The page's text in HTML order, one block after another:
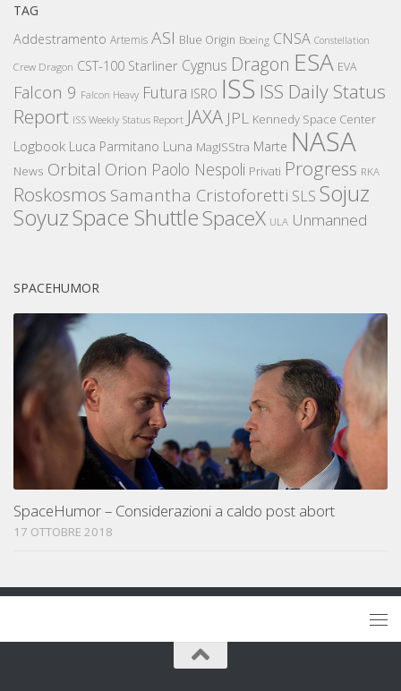
TAG
Addestramento Artemis ASI Blue Origin Boeing CNSA Constellation
Crew Dragon CST-100 Starliner Cygnus Dragon ESA EVA
Falcon 9 Falcon Heavy Futura ISRO ISS ISS Daily Status
Report ISS Weekly Status Report JAXA JPL Kennedy Space Center
Logbook Luca Parmitano Luna MagISStra Marte NASA
News Orbital Orion Paolo Nespoli Privati Progress RKA
Roskosmos Samantha Cristoforetti SLS Sojuz
SoyuzSpace ShuttleSpaceX ULA Unmanned
SPACEHUMOR
SpaceHumor – Considerazioni a caldo post abort
17 OTTOBRE 2018